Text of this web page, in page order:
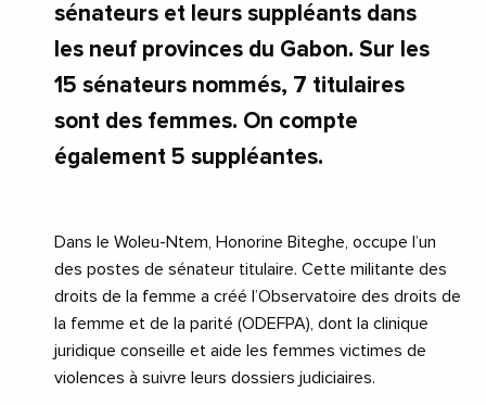
sénateurs et leurs suppléants dans
les neuf provinces du Gabon. Sur les
15 sénateurs nommés, 7 titulaires
sont des femmes. On compte
également 5 suppléantes.
Dans le Woleu-Ntem, Honorine Biteghe, occupe l’un
des postes de sénateur titulaire. Cette militante des
droits de la femme a créé l’Observatoire des droits de
la femme et de la parité (ODEFPA), dont la clinique
juridique conseille et aide les femmes victimes de
violences à suivre leurs dossiers judiciaires. ​